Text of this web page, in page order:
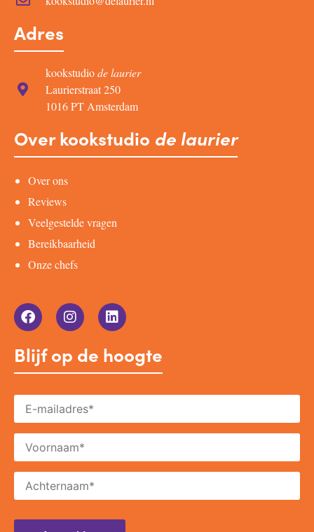
Adres
kookstudiode laurier
Laurierstraat 250
1016 PT Amsterdam
Over kookstudio de laurier
Over ons
Reviews
Veelgestelde vragen
Bereikbaarheid
Onze chefs
Blijf op de hoogte